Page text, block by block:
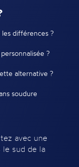
différences ?
?
alternative ?
soudure
avec une
le sud de la